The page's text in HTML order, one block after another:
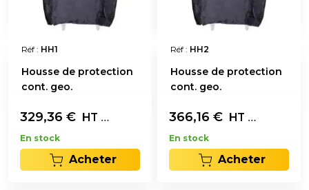
Réf : HH1
Housse de protection
cont. geo.
329,36 € HT L'unité
En stock
Acheter
Réf : HH2
Housse de protection
cont. geo.
366,16 € HT L'unité
En stock
Acheter